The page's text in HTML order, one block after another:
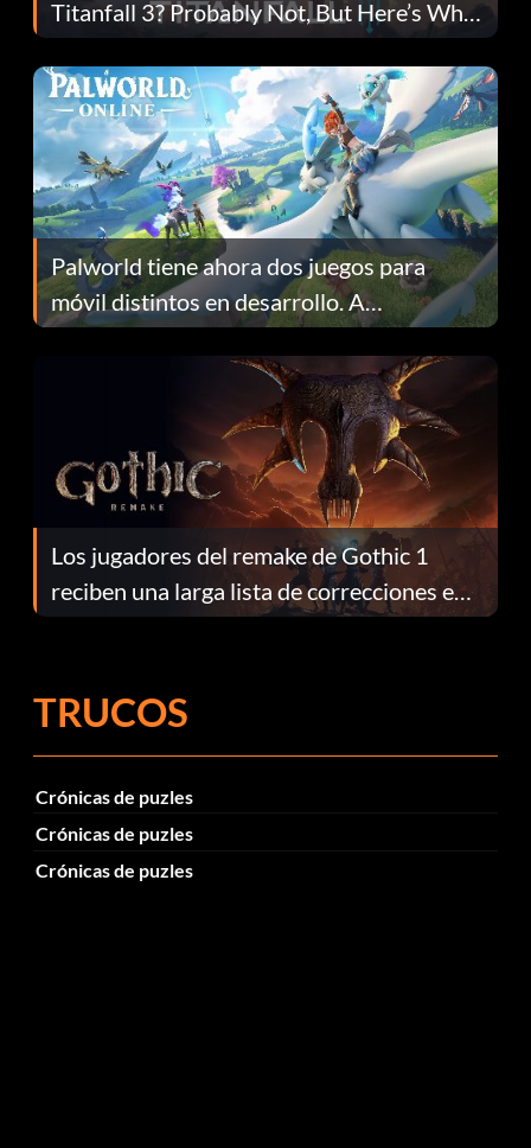
Titanfall 3? Probably Not, But Here’s Why
Fans Are Hopeful
Palworld tiene ahora dos juegos para
móvil distintos en desarrollo. A
continuación te explicamos por qué.
Los jugadores del remake de Gothic 1
reciben una larga lista de correcciones en
el parche 1.0.4
TRUCOS
Crónicas de puzles
Crónicas de puzles
Crónicas de puzles